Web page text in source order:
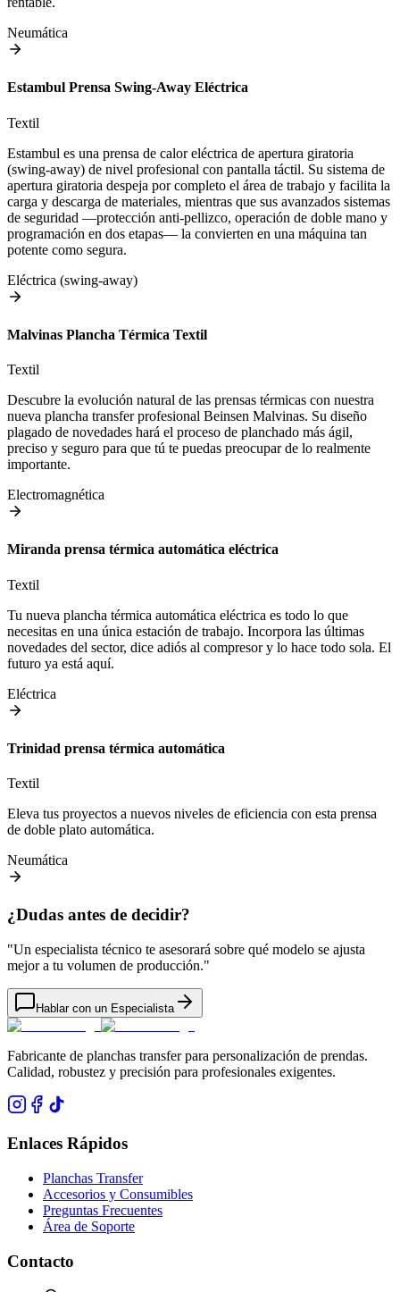
Neumática
Estambul Prensa Swing-Away Eléctrica
Textil
Estambul es una prensa de calor eléctrica de apertura giratoria
(swing-away) de nivel profesional con pantalla táctil. Su sistema de
apertura giratoria despeja por completo el área de trabajo y facilita la
carga y descarga de materiales, mientras que sus avanzados sistemas
de seguridad —protección anti-pellizco, operación de doble mano y
programación en dos etapas— la convierten en una máquina tan
potente como segura.
Eléctrica (swing-away)
Malvinas Plancha Térmica Textil
Textil
Descubre la evolución natural de las prensas térmicas con nuestra
nueva plancha transfer profesional Beinsen Malvinas. Su diseño
plagado de novedades hará el proceso de planchado más ágil,
preciso y seguro para que tú te puedas preocupar de lo realmente
importante.
Electromagnética
Miranda prensa térmica automática eléctrica
Textil
Tu nueva plancha térmica automática eléctrica es todo lo que
necesitas en una única estación de trabajo. Incorpora las últimas
novedades del sector, dice adiós al compresor y lo hace todo sola. El
futuro ya está aquí.
Eléctrica
Trinidad prensa térmica automática
Textil
Eleva tus proyectos a nuevos niveles de eficiencia con esta prensa
de doble plato automática.
Neumática
¿Dudas antes de decidir?
"Un especialista técnico te asesorará sobre qué modelo se ajusta
mejor a tu volumen de producción."
Hablar con un Especialista
Fabricante de planchas transfer para personalización de prendas.
Calidad, robustez y precisión para profesionales exigentes.
Enlaces Rápidos
Planchas Transfer
Accesorios y Consumibles
Preguntas Frecuentes
Área de Soporte
Contacto